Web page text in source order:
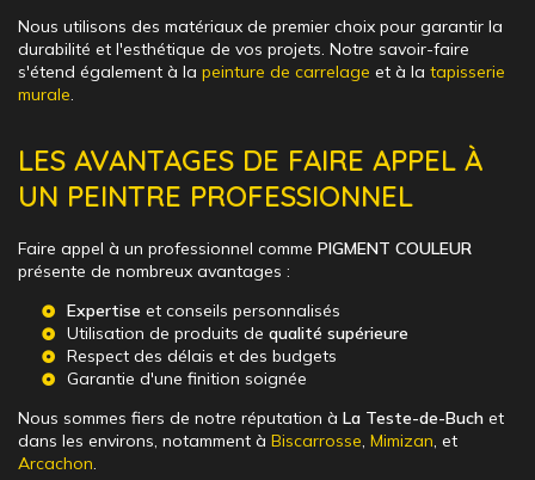
Nous utilisons des matériaux de premier choix pour garantir la
durabilité et l'esthétique de vos projets. Notre savoir-faire
s'étend également à la peinture de carrelage et à la tapisserie
murale.
LES AVANTAGES DE FAIRE APPEL À
UN PEINTRE PROFESSIONNEL
Faire appel à un professionnel comme PIGMENT COULEUR
présente de nombreux avantages :
Expertise et conseils personnalisés
Utilisation de produits de qualité supérieure
Respect des délais et des budgets
Garantie d'une finition soignée
Nous sommes fiers de notre réputation à La Teste-de-Buch et
dans les environs, notamment à Biscarrosse, Mimizan, et
Arcachon.